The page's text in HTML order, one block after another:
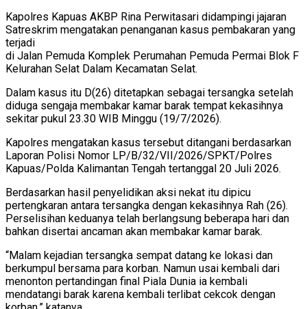
Kapolres Kapuas AKBP Rina Perwitasari didampingi jajaran
Satreskrim mengatakan penanganan kasus pembakaran yang
terjadi
di Jalan Pemuda Komplek Perumahan Pemuda Permai Blok F
Kelurahan Selat Dalam Kecamatan Selat.
Dalam kasus itu D(26) ditetapkan sebagai tersangka setelah
diduga sengaja membakar kamar barak tempat kekasihnya
sekitar pukul 23.30 WIB Minggu (19/7/2026).
Kapolres mengatakan kasus tersebut ditangani berdasarkan
Laporan Polisi Nomor LP/B/32/VII/2026/SPKT/Polres
Kapuas/Polda Kalimantan Tengah tertanggal 20 Juli 2026.
Berdasarkan hasil penyelidikan aksi nekat itu dipicu
pertengkaran antara tersangka dengan kekasihnya Rah (26).
Perselisihan keduanya telah berlangsung beberapa hari dan
bahkan disertai ancaman akan membakar kamar barak.
“Malam kejadian tersangka sempat datang ke lokasi dan
berkumpul bersama para korban. Namun usai kembali dari
menonton pertandingan final Piala Dunia ia kembali
mendatangi barak karena kembali terlibat cekcok dengan